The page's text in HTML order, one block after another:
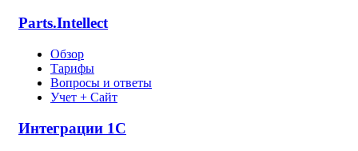
Parts.Intellect
Обзор
Тарифы
Вопросы и ответы
Учет + Сайт
Интеграции 1С